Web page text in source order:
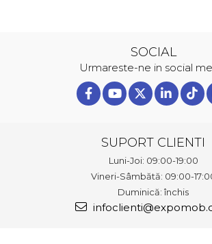
SOCIAL
Urmareste-ne in social
SUPORT CLIENTI
Luni-Joi: 09:00-19:00
Vineri-Sâmbătă: 09:00-
Duminică: închis